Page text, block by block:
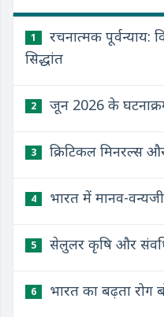
1
रचनात्मक पूर्वन्याय:
सिद्धांत
2 जून 2026 के
3 क्रिटिकल मिनरल्स
4 भारत में मानव-
5 सेलुलर कृषि और
6 भारत का बढ़ता रोग